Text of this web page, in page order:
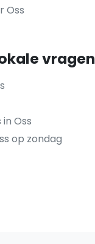
Oss
vragen
Oss
op zondag